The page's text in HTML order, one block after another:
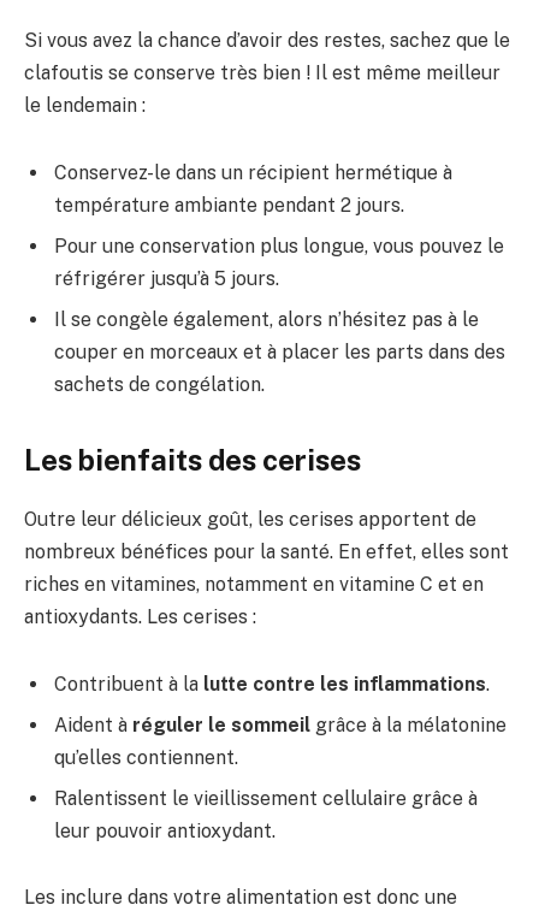
Si vous avez la chance d’avoir des restes, sachez que le
clafoutis se conserve très bien ! Il est même meilleur
le lendemain :
Conservez-le dans un récipient hermétique à
température ambiante pendant 2 jours.
Pour une conservation plus longue, vous pouvez le
réfrigérer jusqu’à 5 jours.
Il se congèle également, alors n’hésitez pas à le
couper en morceaux et à placer les parts dans des
sachets de congélation.
Les bienfaits des cerises
Outre leur délicieux goût, les cerises apportent de
nombreux bénéfices pour la santé. En effet, elles sont
riches en vitamines, notamment en vitamine C et en
antioxydants. Les cerises :
Contribuent à la lutte contre les inflammations.
Aident à réguler le sommeil grâce à la mélatonine
qu’elles contiennent.
Ralentissent le vieillissement cellulaire grâce à
leur pouvoir antioxydant.
Les inclure dans votre alimentation est donc une